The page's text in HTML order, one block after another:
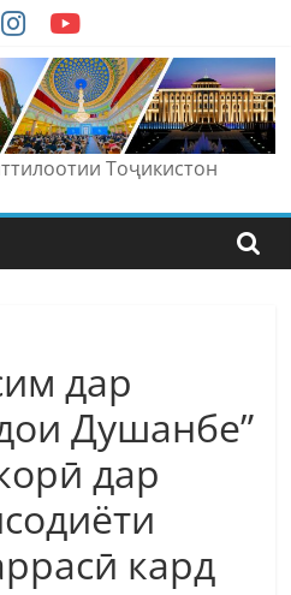
Тоҷикистон
дар
Душанбе”
дар
кард